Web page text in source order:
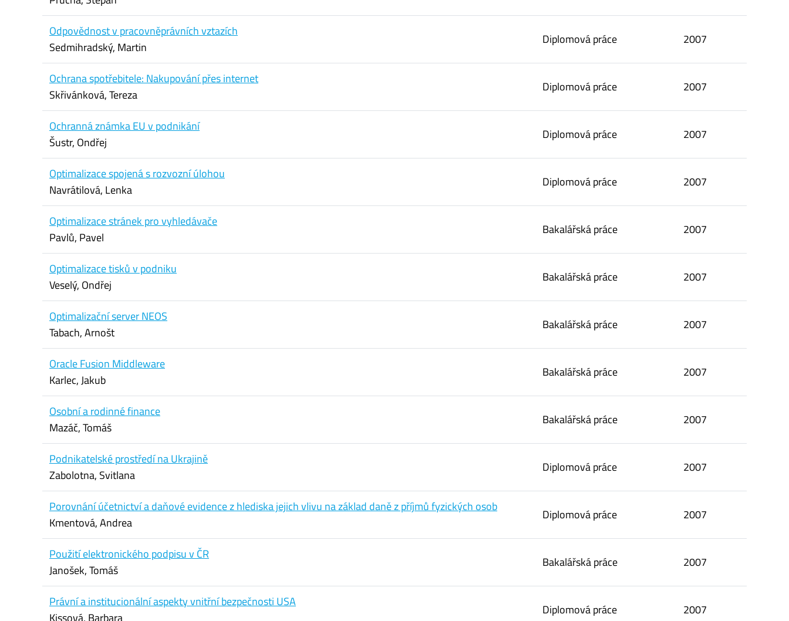
Odpovědnost v pracovněprávních vztazích
Sedmihradský, Martin
Diplomová práce 2007
Ochrana spotřebitele: Nakupování přes internet
Skřivánková, Tereza
Diplomová práce 2007
Ochranná známka EU v podnikání
Šustr, Ondřej
Diplomová práce 2007
Optimalizace spojená s rozvozní úlohou
Navrátilová, Lenka
Diplomová práce 2007
Optimalizace stránek pro vyhledávače
Pavlů, Pavel
Bakalářská práce 2007
Optimalizace tisků v podniku
Veselý, Ondřej
Bakalářská práce 2007
Optimalizační server NEOS
Tabach, Arnošt
Bakalářská práce 2007
Oracle Fusion Middleware
Karlec, Jakub
Bakalářská práce 2007
Osobní a rodinné finance
Mazáč, Tomáš
Bakalářská práce 2007
Podnikatelské prostředí na Ukrajině
Zabolotna, Svitlana
Diplomová práce 2007
Porovnání účetnictví a daňové evidence z hlediska jejich vlivu na základ daně z příjmů fyzických osob
Kmentová, Andrea
Diplomová práce 2007
Použití elektronického podpisu v ČR
Janošek, Tomáš
Bakalářská práce 2007
Právní a institucionální aspekty vnitřní bezpečnosti USA
Kissová, Barbara
Diplomová práce 2007